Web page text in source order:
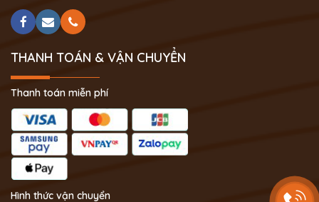
THANH TOÁN & VẬN CHUYỂN
Thanh toán miễn phí
Hình thức vận chuyển